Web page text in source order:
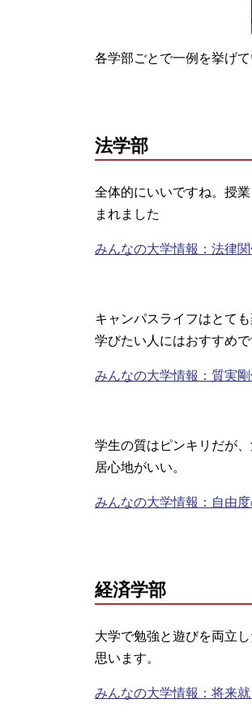
各学部ごとで一例を挙げて
法学部
全体的にいいですね。授
まれました
みんなの大学情報：法律
キャンパスライフはとて
学びたい人にはおすすめで
みんなの大学情報：質実
学生の質はピンキリだが
居心地がいい。
みんなの大学情報：自由
経済学部
大学で勉強と遊びを両立
思います。
みんなの大学情報：将来